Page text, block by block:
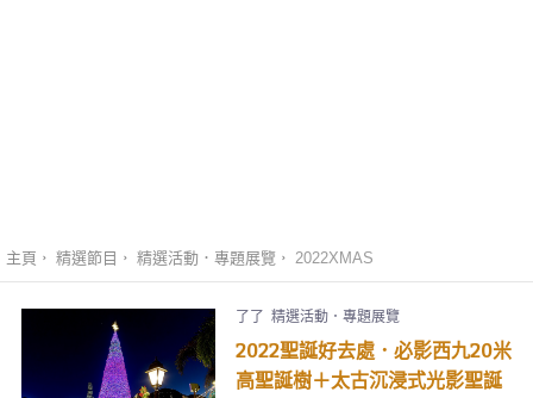
主頁 精選節目 精選活動．專題展覽 2022XMAS
了了 精選活動．專題展覽
2022聖誕好去處．必影西九20米
高聖誕樹＋太古沉浸式光影聖誕